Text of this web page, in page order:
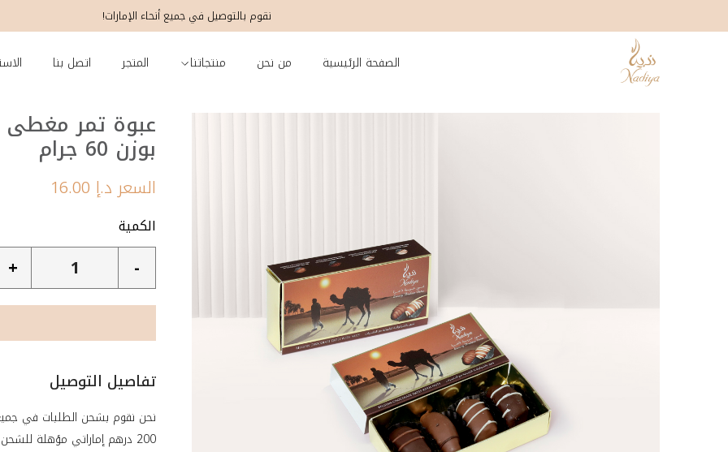
نقوم بالتوصيل في جميع أنحاء الإمارات!
الصفحة الرئيسية من نحن منتجاتنا المتجر اتصل بنا
عبوة تمر مغطى
بوزن 60 جرام
السعرد.إ 16.00
الكمية
-
+
تفاصيل التوصيل
نحن نقوم بشحن الطلبات في جميع
200 درهم إماراتي مؤهلة للشحن المجاني. الوقت المقدر للتوصيل هو من يوم إلى يومين